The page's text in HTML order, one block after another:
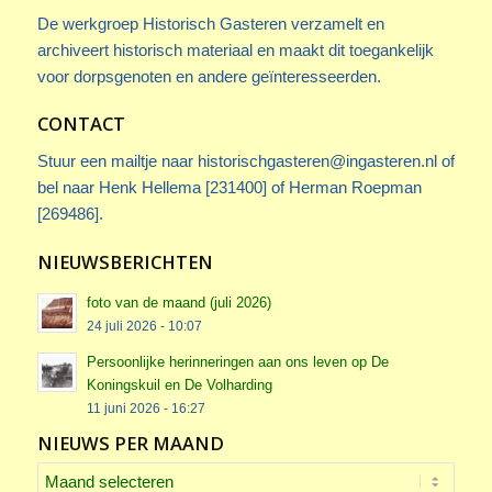
De werkgroep Historisch Gasteren verzamelt en
archiveert historisch materiaal en maakt dit toegankelijk
voor dorpsgenoten en andere geïnteresseerden.
CONTACT
Stuur een mailtje naar historischgasteren@ingasteren.nlof
bel naar Henk Hellema [231400] of Herman Roepman
[269486].
NIEUWSBERICHTEN
foto van de maand (juli 2026)
24 juli 2026 - 10:07
Persoonlijke herinneringen aan ons leven op De
Koningskuil en De Volharding
11 juni 2026 - 16:27
NIEUWS PER MAAND